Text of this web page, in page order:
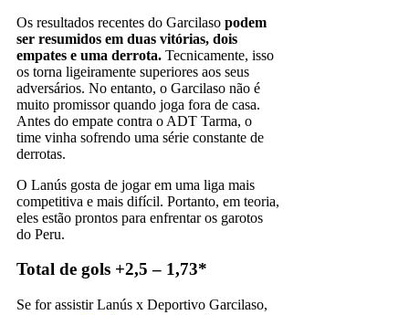
Os resultados recentes do Garcilaso podem
ser resumidos em duas vitórias, dois
empates e uma derrota. Tecnicamente, isso
os torna ligeiramente superiores aos seus
adversários. No entanto, o Garcilaso não é
muito promissor quando joga fora de casa.
Antes do empate contra o ADT Tarma, o
time vinha sofrendo uma série constante de
derrotas.
O Lanús gosta de jogar em uma liga mais
competitiva e mais difícil. Portanto, em teoria,
eles estão prontos para enfrentar os garotos
do Peru.
Total de gols +2,5 – 1,73*
Se for assistir Lanús x Deportivo Garcilaso,